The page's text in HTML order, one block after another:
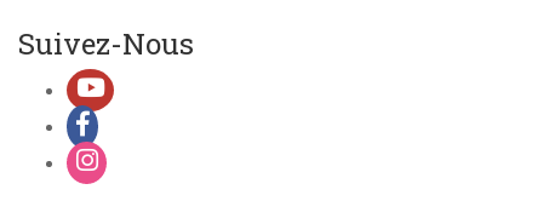
Suivez-Nous